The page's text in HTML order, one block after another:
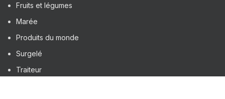
Fruits et légumes
Marée
Produits du monde
Surgelé
Traiteur